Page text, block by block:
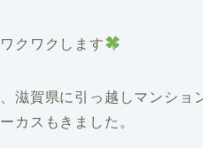
クワクします
滋賀県に引っ越しマンショ
カスもきました。